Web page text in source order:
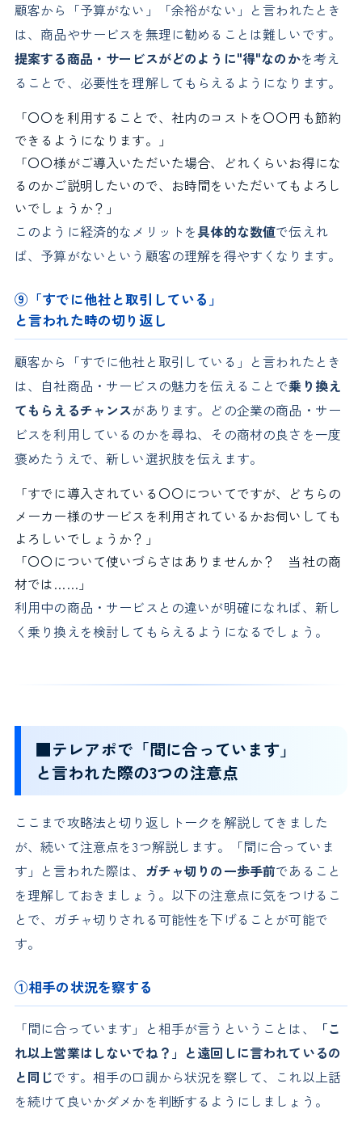
顧客から「予算がない」「余裕がない」と言われたとき
は、商品やサービスを無理に勧めることは難しいです。
提案する商品・サービスがどのように"得"なのかを考え
ることで、必要性を理解してもらえるようになります。
「〇〇を利用することで、社内のコストを〇〇円も節約
できるようになります。」
「〇〇様がご導入いただいた場合、どれくらいお得にな
るのかご説明したいので、お時間をいただいてもよろし
いでしょうか？」
このように経済的なメリットを具体的な数値で伝えれ
ば、予算がないという顧客の理解を得やすくなります。
⑨「すでに他社と取引している」
と言われた時の切り返し
顧客から「すでに他社と取引している」と言われたとき
は、自社商品・サービスの魅力を伝えることで乗り換え
てもらえるチャンスがあります。どの企業の商品・サー
ビスを利用しているのかを尋ね、その商材の良さを一度
褒めたうえで、新しい選択肢を伝えます。
「すでに導入されている〇〇についてですが、どちらの
メーカー様のサービスを利用されているかお伺いしても
よろしいでしょうか？」
「〇〇について使いづらさはありませんか？ 当社の商
材では……」
利用中の商品・サービスとの違いが明確になれば、新し
く乗り換えを検討してもらえるようになるでしょう。
■テレアポで「間に合っています」
と言われた際の3つの注意点
ここまで攻略法と切り返しトークを解説してきました
が、続いて注意点を3つ解説します。「間に合っていま
す」と言われた際は、 ガチャ切りの一歩手前であること
を理解しておきましょう。以下の注意点に気をつけるこ
とで、ガチャ切りされる可能性を下げることが可能で
す。
①相手の状況を察する
「間に合っています」と相手が言うということは、
「こ
れ以上営業はしないでね？」と遠回しに言われているの
と同じです。相手の口調から状況を察して、これ以上話
を続けて良いかダメかを判断するようにしましょう。